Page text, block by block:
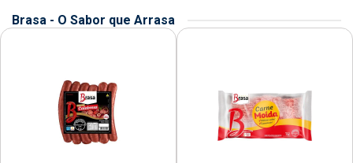
Brasa - O Sabor que Arrasa